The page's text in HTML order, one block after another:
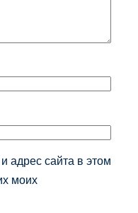
адрес сайта в этом
моих